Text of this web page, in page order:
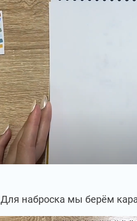
Для наброска мы берём